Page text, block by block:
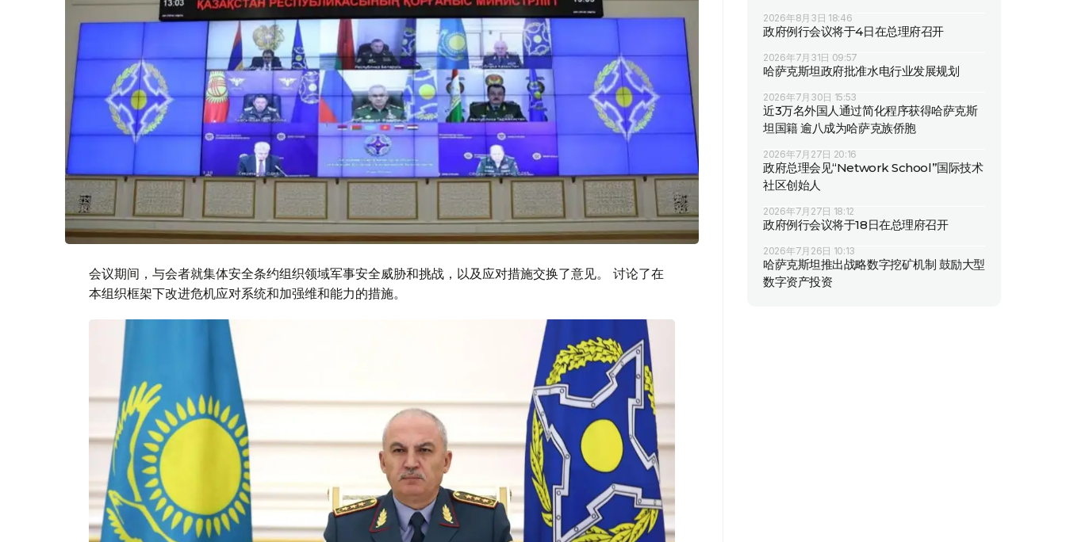
会议期间，与会者就集体安全条约组织领域军事安全威胁和挑战，以及应对措施交换了意见。 讨论了在
本组织框架下改进危机应对系统和加强维和能力的措施。
2026年8月3日 18:46
政府例行会议将于4日在总理府召开
2026年7月31日 09:57
哈萨克斯坦政府批准水电行业发展规划
2026年7月30日 15:53
近3万名外国人通过简化程序获得哈萨克斯
坦国籍 逾八成为哈萨克族侨胞
2026年7月27日 20:16
政府总理会见“Network School”国际技术
社区创始人
2026年7月27日 18:12
政府例行会议将于18日在总理府召开
2026年7月26日 10:13
哈萨克斯坦推出战略数字挖矿机制 鼓励大型
数字资产投资